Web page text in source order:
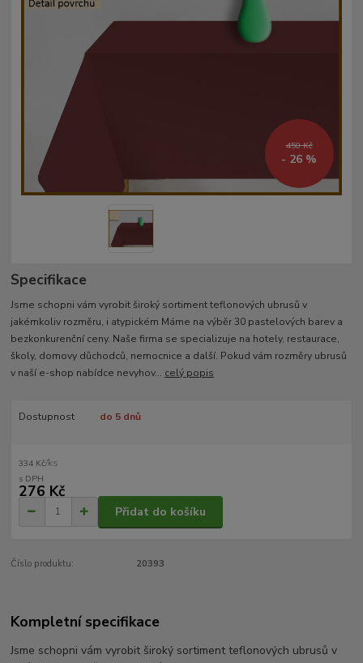
450 Kč
- 26 %
Specifikace
Jsme schopni vám vyrobit široký sortiment teflonových ubrusů v
jakémkoliv rozměru, i atypickém Máme na výběr 30 pastelových barev a
bezkonkurenční ceny. Naše firma se specializuje na hotely, restaurace,
školy, domovy důchodců, nemocnice a další. Pokud vám rozměry ubrusů
v naší e-shop nabídce nevyhov... celý popis
Dostupnost do 5 dnů
334 Kč/ks
276 Kč
Přidat do košíku
Číslo produktu: 20393
Kompletní specifikace
Jsme schopni vám vyrobit široký sortiment teflonových ubrusů v